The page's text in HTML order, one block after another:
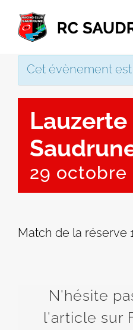
Passer
contenu
Cet évènement
29 octobre
Match de la réserve
N'hésite
l'article sur